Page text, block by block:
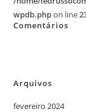
wpdb.phpon line
Comentários
Arquivos
fevereiro 2024